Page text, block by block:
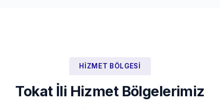
HIZMET BÖLGESI
Tokat İli Hizmet Bölgelerimiz